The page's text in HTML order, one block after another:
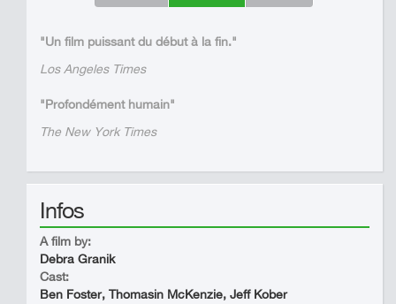
"Un film puissant du début à la fin."
Los Angeles Times
"Profondément humain"
The New York Times
Infos
A film by:
Debra Granik
Cast:
Ben Foster, Thomasin McKenzie, Jeff Kober